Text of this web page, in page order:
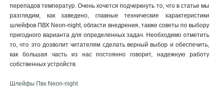
перепадов температур. Очень хочется подчеркнуть то, что в статье мы
разглядим, как заведено, главные технические характеристики
шлейфов ПВХ Neon-night, области внедрения, также советы по выбору
пригодного варианта для определенных задач. Необходимо отметить
то, что это дозволит читателям сделать верный выбор и обеспечить,
как большая часть из нас постоянно говорит, надежную работу
собственных устройств.
Шлейфы Пвх Neon-night